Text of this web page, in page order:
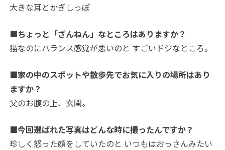
大きな耳とかぎしっぽ
■ちょっと「ざんねん」なところはありますか？
猫なのにバランス感覚が悪いのと すごいドジなところ。
■家の中のスポットや散歩先でお気に入りの場所はあり
ますか？
父のお腹の上、玄関。
■今回選ばれた写真はどんな時に撮ったんですか？
珍しく怒った顔をしていたのと いつもはおっさんみたい